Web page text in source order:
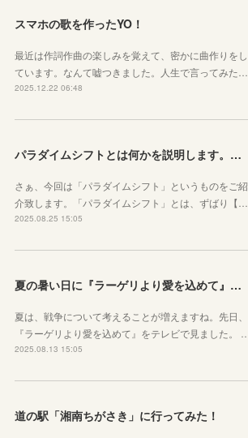
スマホの歌を作ったYO！
最近は作詞作曲の楽しみを覚えて、密かに曲作りをし
ています。なんて嘘つきました。人生で言ってみた…
2025.12.22 06:48
パラダイムシフトとは何かを説明します。あなたも使ってみましょう
さぁ、今回は「パラダイムシフト」というものをご紹
介致します。「パラダイムシフト」とは、ずばり【…
2025.08.25 15:05
夏の暑い日に『ラーゲリより愛を込めて』を見ました
夏は、戦争について考えることが増えますね。先日、
『ラーゲリより愛を込めて』をテレビで見ました。 …
2025.08.13 15:05
道の駅「湘南ちがさき」に行ってみた！